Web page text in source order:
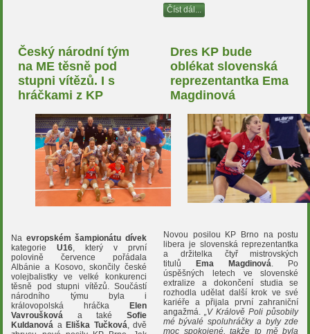
Číst dál...
Český národní tým
na ME těsně pod
stupni vítězů. I s
hráčkami z KP
Na evropském šampionátu dívek
kategorieU16, který v první
polovině července pořádala
Albánie a Kosovo, skončily české
volejbalistky ve velké konkurenci
těsně pod stupni vítězů. Součástí
národního týmu byla i
královopolská hráčka
Elen
Vavroušková a také Sofie
Kuldanová a Eliška Tučková, dvě
Dres KP bude
oblékat slovenská
reprezentantka Ema
Magdinová
Novou posilou KP Brno na postu
libera je slovenská reprezentantka
a držitelka čtyř mistrovských
titulůEma Magdinová . Po
úspěšných letech ve slovenské
extralize a dokončení studia se
rozhodla udělat další krok ve své
kariéře a přijala první zahraniční
angažmá.
„V Králově Poli působily
mé bývalé spoluhráčky a byly zde
moc spokojené, takže to mě byla